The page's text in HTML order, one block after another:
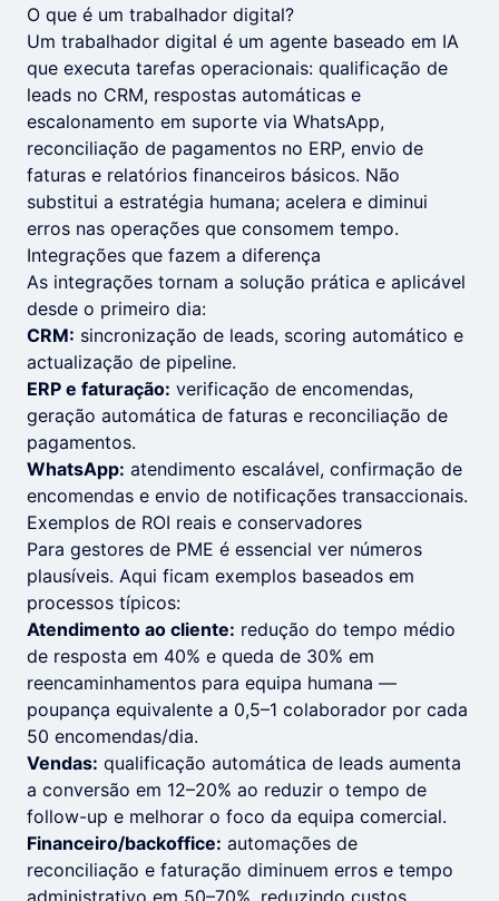
O que é um trabalhador digital?
Um trabalhador digital é um agente baseado em IA
que executa tarefas operacionais: qualificação de
leads no CRM, respostas automáticas e
escalonamento em suporte via WhatsApp,
reconciliação de pagamentos no ERP, envio de
faturas e relatórios financeiros básicos. Não
substitui a estratégia humana; acelera e diminui
erros nas operações que consomem tempo.
Integrações que fazem a diferença
As integrações tornam a solução prática e aplicável
desde o primeiro dia:
CRM: sincronização de leads, scoring automático e
actualização de pipeline.
ERP e faturação: verificação de encomendas,
geração automática de faturas e reconciliação de
pagamentos.
WhatsApp: atendimento escalável, confirmação de
encomendas e envio de notificações transaccionais.
Exemplos de ROI reais e conservadores
Para gestores de PME é essencial ver números
plausíveis. Aqui ficam exemplos baseados em
processos típicos:
Atendimento ao cliente: redução do tempo médio
de resposta em 40% e queda de 30% em
reencaminhamentos para equipa humana —
poupança equivalente a 0,5–1 colaborador por cada
50 encomendas/dia.
Vendas: qualificação automática de leads aumenta
a conversão em 12–20% ao reduzir o tempo de
follow-up e melhorar o foco da equipa comercial.
Financeiro/backoffice: automações de
reconciliação e faturação diminuem erros e tempo
administrativo em 50–70%, reduzindo custos